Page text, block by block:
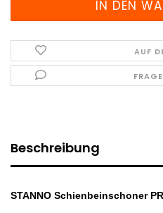
AUF
Beschreibung
STANNO Schienbeinschoner